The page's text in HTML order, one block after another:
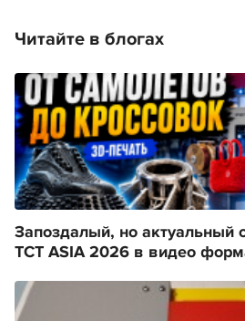
Читайте в блогах
Запоздалый, но актуальный
TCT ASIA 2026 в видео